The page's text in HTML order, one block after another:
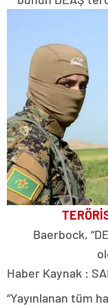
Baerbock,
Haber Kaynak :
“Yayınlanan tüm